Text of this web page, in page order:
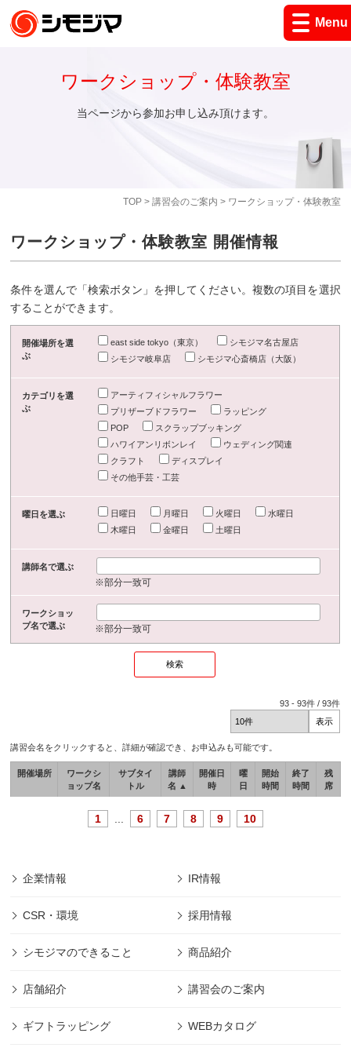
Menu
TOP> 講習会のご案内 > ワークショップ・体験教室
ワークショップ・体験教室
当ページから参加お申し込み頂けます。
ワークショップ・体験教室 開催情報
条件を選んで「検索ボタン」を押してください。複数の項目を選択
することができます。
開催場所を選
ぶ
east side tokyo（東京）
シモジマ名古屋店
シモジマ岐阜店
シモジマ心斎橋店（大阪）
カテゴリを選
ぶ
アーティフィシャルフラワー
プリザーブドフラワー
ラッピング
POP
スクラップブッキング
ハワイアンリボンレイ
ウェディング関連
クラフト
ディスプレイ
その他手芸・工芸
曜日を選ぶ 日曜日 月曜日 火曜日
水曜日
木曜日
金曜日 土曜日
講師名で選ぶ
※部分一致可
ワークショッ
プ名で選ぶ
※部分一致可
93 -93件 /93件
講習会名をクリックすると、詳細が確認でき、お申込みも可能です。
開催場所
ワークシ
ョップ名
サブタイ
トル
講師
名 ▲
開催日
時
曜
日
開始
時間
終了
時間
残
席
1 6 7 8 9 10
企業情報 IR情報
CSR・環境 採用情報
シモジマのできること 商品紹介
店舗紹介 講習会のご案内
ギフトラッピング WEBカタログ